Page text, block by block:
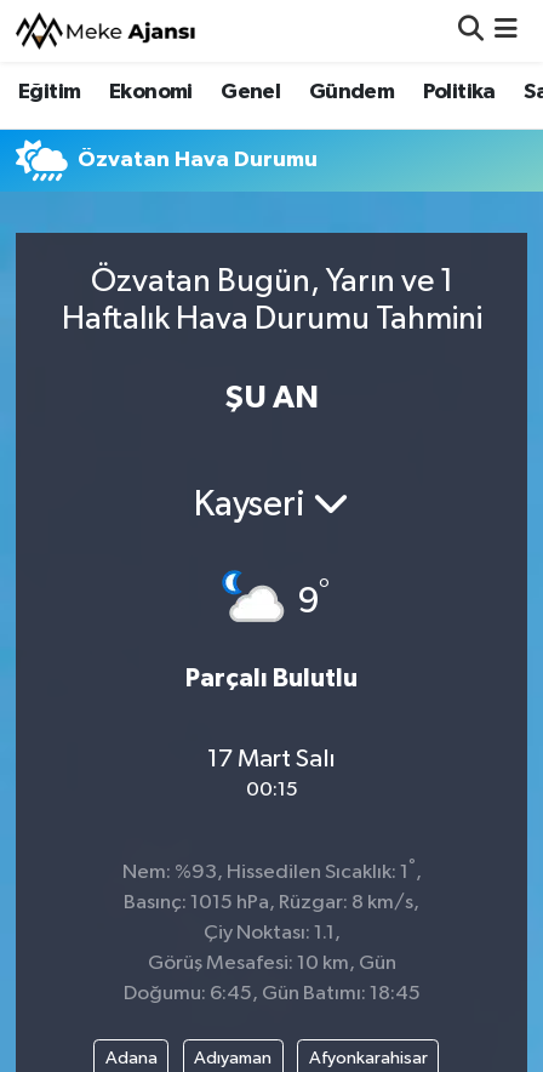
Eğitim Ekonomi Genel Gündem Politika
Özvatan Hava Durumu
Özvatan Bugün, Yarın ve 1
Haftalık Hava Durumu Tahmini
ŞU AN
Kayseri
9°
Parçalı Bulutlu
17 Mart Salı
00:15
Nem: %93, Hissedilen Sıcaklık: 1 ° ,
Basınç: 1015 hPa, Rüzgar: 8 km/s,
Çiy Noktası: 1.1,
Görüş Mesafesi: 10 km, Gün
Doğumu: 6:45, Gün Batımı: 18:45
Adana Adıyaman Afyonkarahisar
Eğitim
Ekonomi
Gündem
Nöbetçi Eczaneler
Hava Durumu
Trafik Durumu